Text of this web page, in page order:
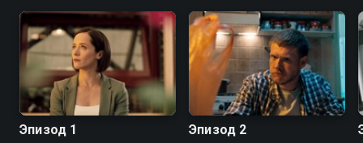
Эпизод 1 Эпизод 2